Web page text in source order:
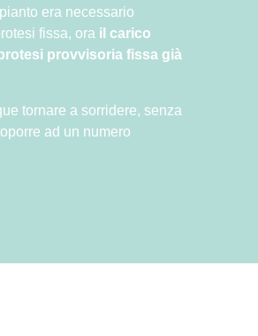
era necessario
fissa, ora il carico
provvisoria fissa già
tornare a sorridere, senza
ad un numero